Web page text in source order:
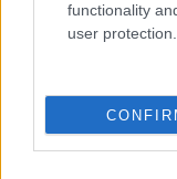
functionality
user protection.